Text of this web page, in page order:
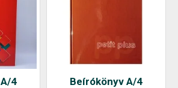
4
Beírókönyv A/4